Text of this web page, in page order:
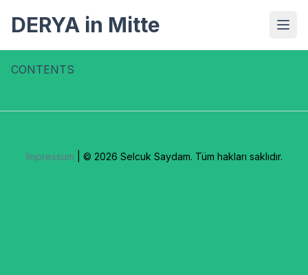
DERYA in Mitte
CONTENTS
Impressum | © 2026 Selcuk Saydam. Tüm hakları saklıdır.